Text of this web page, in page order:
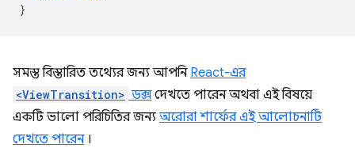
}
সমস্ত বিস্তারিত তথ্যের জন্য আপনি React-এর
<ViewTransition> ডক্সদেখতে পারেন অথবা এই বিষয়ে
একটি ভালো পরিচিতির জন্য অরোরা শার্ফের এই আলোচনাটি
দেখতে পারেন।